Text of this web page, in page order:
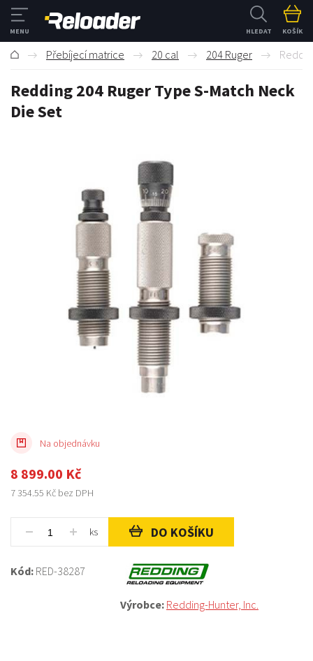
HLEDAT KOŠÍK
Přebíjecí matrice 20 cal 204 Ruger
Redding 204 Ruger Type S-Match Neck
Die Set
Kód: RED-38287
Výrobce: Redding-Hunter, Inc.
Na objednávku
8 899.00 Kč
7 354.55 Kč bez DPH
ks DO KOŠÍKU